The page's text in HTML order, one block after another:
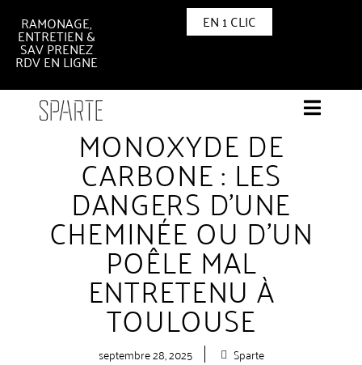
RAMONAGE,
ENTRETIEN &
SAV PRENEZ
RDV EN LIGNE
EN 1 CLIC
MONOXYDE DE
CARBONE : LES
DANGERS D’UNE
CHEMINÉE OU D’UN
POÊLE MAL
ENTRETENU À
TOULOUSE
septembre 28, 2025 Sparte